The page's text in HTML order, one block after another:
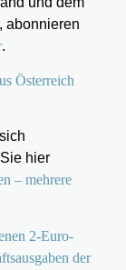
abonnieren
.
Österreich
hier
– mehrere
2-Euro-
der